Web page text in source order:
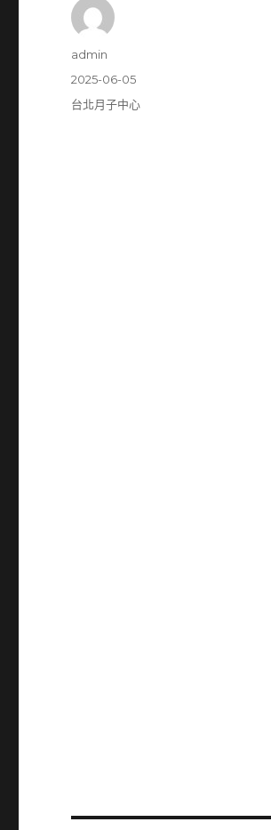
作
admin
發
佈
2025-06-05
分
台北月子中心